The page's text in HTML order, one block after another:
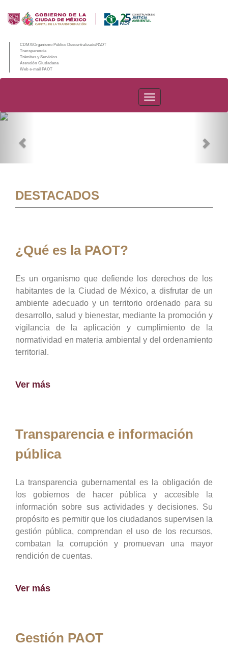
CDMX/Organismo Público Descentralizado/PAOT
Transparencia
Trámites y Servicios
Atención Ciudadana
Web e-mail PAOT
PAOT
DESTACADOS
¿Qué es la PAOT?
Es un organismo que defiende los derechos de los
habitantes de la Ciudad de México, a disfrutar de un
ambiente adecuado y un territorio ordenado para su
desarrollo, salud y bienestar, mediante la promoción y
vigilancia de la aplicación y cumplimiento de la
normatividad en materia ambiental y del ordenamiento
territorial.
Ver más
Transparencia e información
pública
La transparencia gubernamental es la obligación de
los gobiernos de hacer pública y accesible la
información sobre sus actividades y decisiones. Su
propósito es permitir que los ciudadanos supervisen la
gestión pública, comprendan el uso de los recursos,
combatan la corrupción y promuevan una mayor
rendición de cuentas.
Ver más
Gestión PAOT